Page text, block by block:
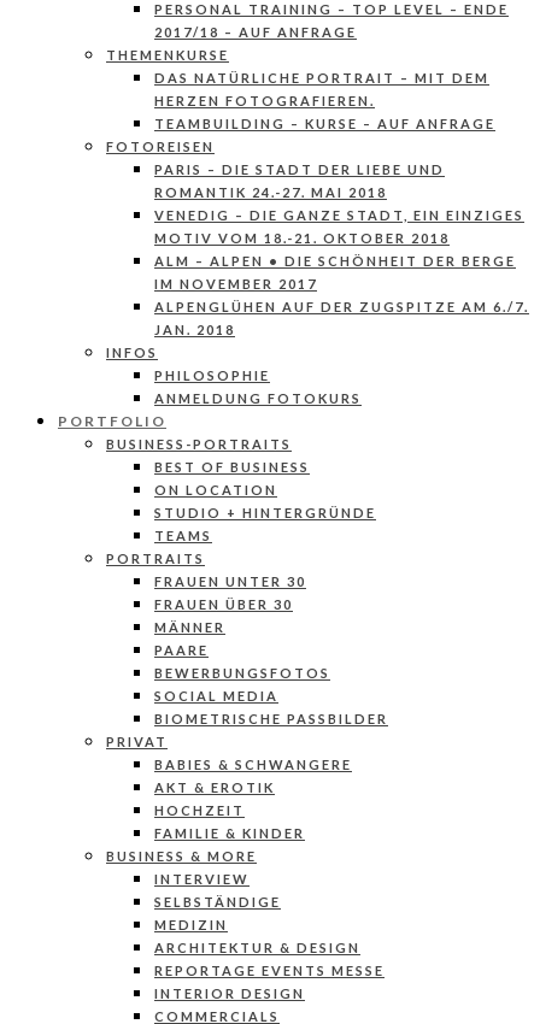
PERSONAL TRAINING – TOP LEVEL – ENDE
2017/18 – AUF ANFRAGE
THEMENKURSE
DAS NATÜRLICHE PORTRAIT – MIT DEM
HERZEN FOTOGRAFIEREN.
TEAMBUILDING – KURSE – AUF ANFRAGE
FOTOREISEN
PARIS – DIE STADT DER LIEBE UND
ROMANTIK 24.-27. MAI 2018
VENEDIG – DIE GANZE STADT, EIN EINZIGES
MOTIV VOM 18.-21. OKTOBER 2018
ALM – ALPEN • DIE SCHÖNHEIT DER BERGE
IM NOVEMBER 2017
ALPENGLÜHEN AUF DER ZUGSPITZE AM 6./7.
JAN. 2018
INFOS
PHILOSOPHIE
ANMELDUNG FOTOKURS
PORTFOLIO
BUSINESS-PORTRAITS
BEST OF BUSINESS
ON LOCATION
STUDIO + HINTERGRÜNDE
TEAMS
PORTRAITS
FRAUEN UNTER 30
FRAUEN ÜBER 30
MÄNNER
PAARE
BEWERBUNGSFOTOS
SOCIAL MEDIA
BIOMETRISCHE PASSBILDER
PRIVAT
BABIES & SCHWANGERE
AKT & EROTIK
HOCHZEIT
FAMILIE & KINDER
BUSINESS & MORE
INTERVIEW
SELBSTÄNDIGE
MEDIZIN
ARCHITEKTUR & DESIGN
REPORTAGE EVENTS MESSE
INTERIOR DESIGN
COMMERCIALS